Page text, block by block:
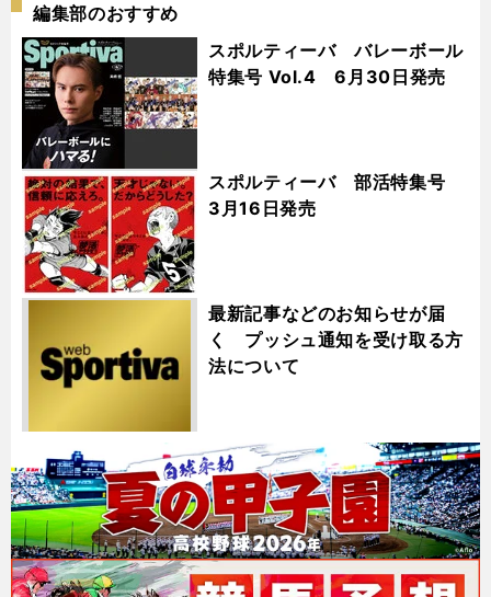
編集部のおすすめ
スポルティーバ バレーボール
特集号 Vol.4 6月30日発売
スポルティーバ 部活特集号
3月16日発売
最新記事などのお知らせが届
く プッシュ通知を受け取る方
法について